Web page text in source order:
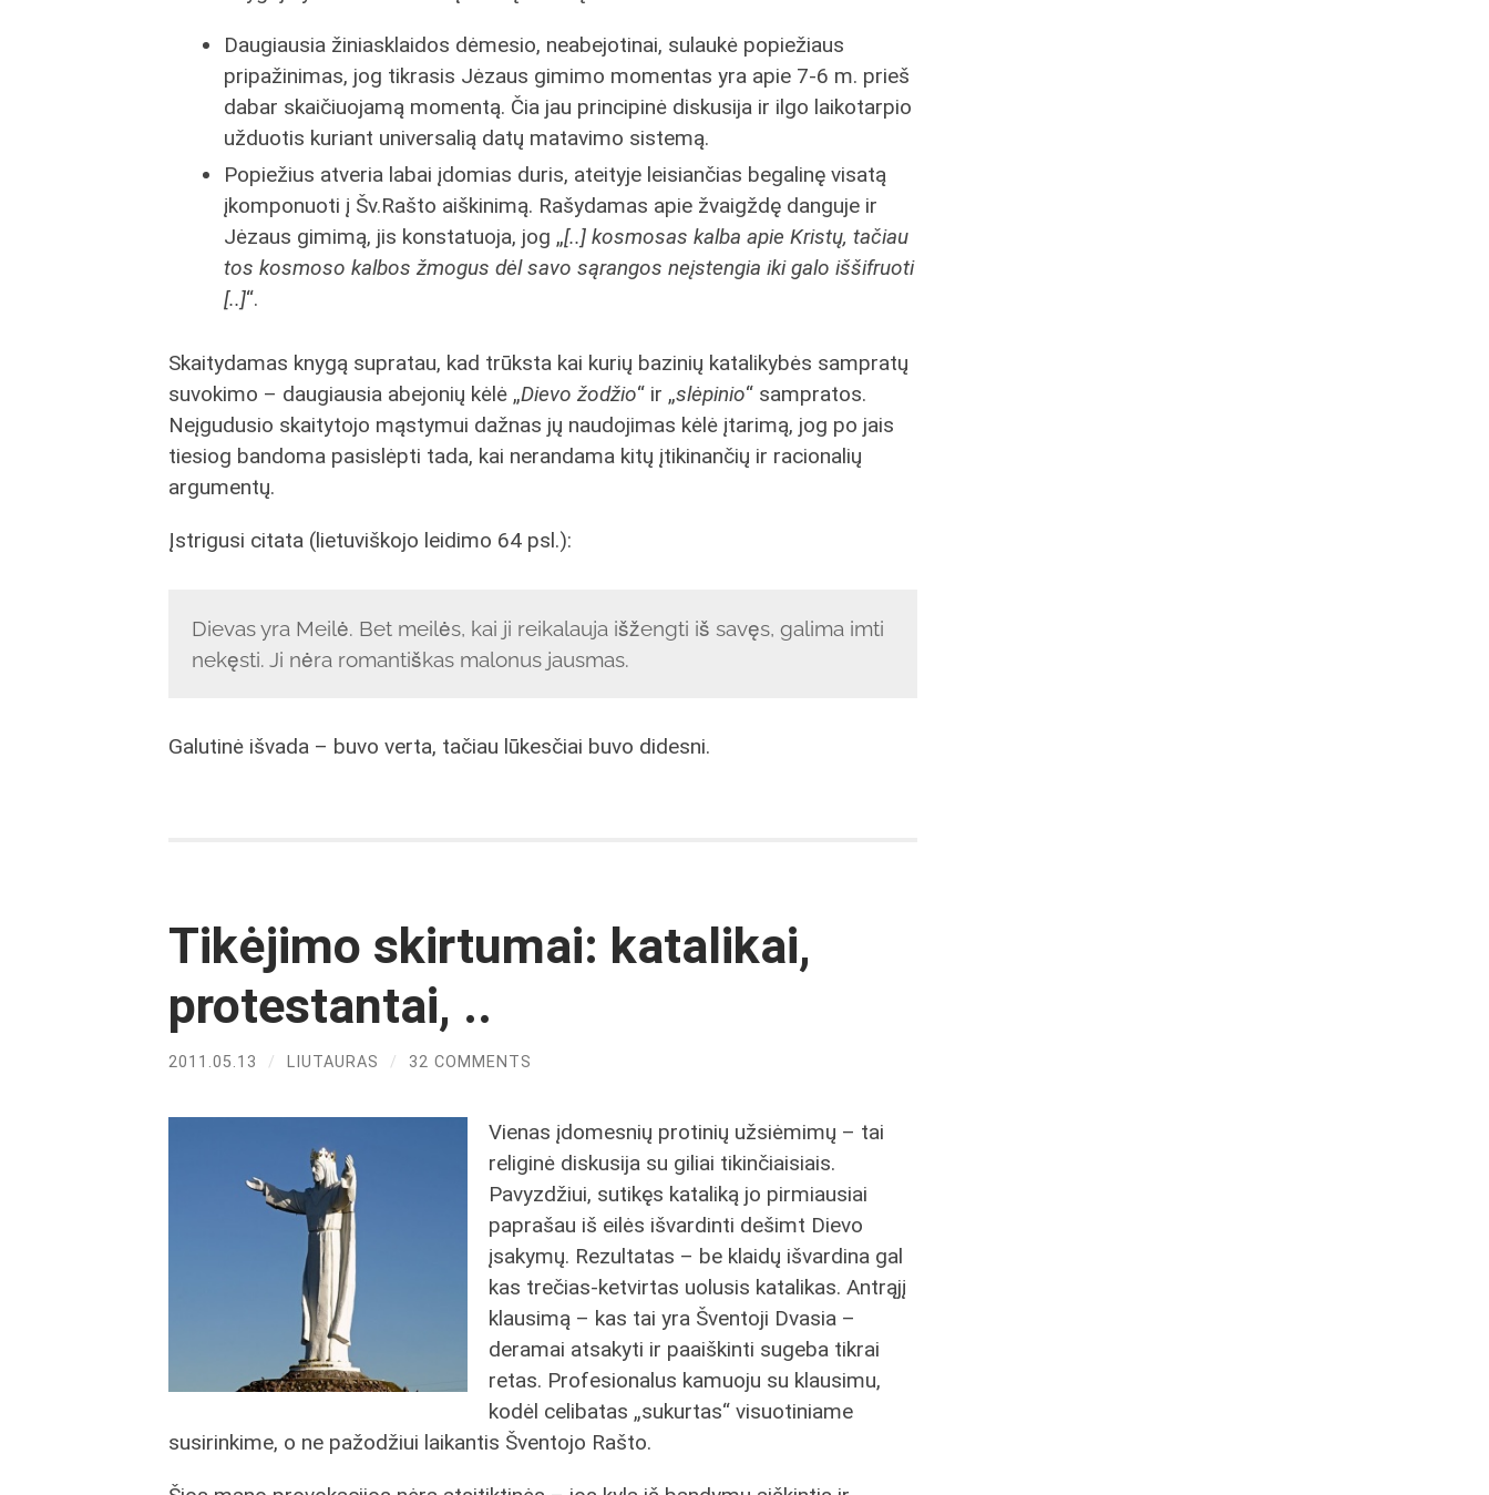
Daugiausia žiniasklaidos dėmesio, neabejotinai, sulaukė popiežiaus
pripažinimas, jog tikrasis Jėzaus gimimo momentas yra apie 7-6 m. prieš
dabar skaičiuojamą momentą. Čia jau principinė diskusija ir ilgo laikotarpio
užduotis kuriant universalią datų matavimo sistemą.
Popiežius atveria labai įdomias duris, ateityje leisiančias begalinę visatą
įkomponuoti į Šv.Rašto aiškinimą. Rašydamas apie žvaigždę danguje ir
Jėzaus gimimą, jis konstatuoja, jog „[..] kosmosas kalba apie Kristų, tačiau
tos kosmoso kalbos žmogus dėl savo sąrangos neįstengia iki galo iššifruoti
[..]“.
Skaitydamas knygą supratau, kad trūksta kai kurių bazinių katalikybės sampratų
suvokimo – daugiausia abejonių kėlė „Dievo žodžio“ ir „slėpinio“ sampratos.
Neįgudusio skaitytojo mąstymui dažnas jų naudojimas kėlė įtarimą, jog po jais
tiesiog bandoma pasislėpti tada, kai nerandama kitų įtikinančių ir racionalių
argumentų.
Įstrigusi citata (lietuviškojo leidimo 64 psl.):
Dievas yra Meilė. Bet meilės, kai ji reikalauja išžengti iš savęs, galima imti
nekęsti. Ji nėra romantiškas malonus jausmas.
Galutinė išvada – buvo verta, tačiau lūkesčiai buvo didesni.
Tikėjimo skirtumai: katalikai,
protestantai, ..
2011.05.13 / LIUTAURAS / 32 COMMENTS
Vienas įdomesnių protinių užsiėmimų – tai
religinė diskusija su giliai tikinčiaisiais.
Pavyzdžiui, sutikęs kataliką jo pirmiausiai
paprašau iš eilės išvardinti dešimt Dievo
įsakymų. Rezultatas – be klaidų išvardina gal
kas trečias-ketvirtas uolusis katalikas. Antrąjį
klausimą – kas tai yra Šventoji Dvasia –
deramai atsakyti ir paaiškinti sugeba tikrai
retas. Profesionalus kamuoju su klausimu,
kodėl celibatas „sukurtas“ visuotiniame
susirinkime, o ne pažodžiui laikantis Šventojo Rašto.